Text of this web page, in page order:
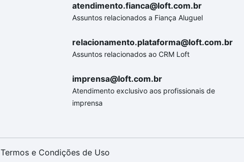
atendimento.fianca@loft.com.br
Assuntos relacionados a Fiança Aluguel
relacionamento.plataforma@loft.com.br
Assuntos relacionados ao CRM Loft
imprensa@loft.com.br
Atendimento exclusivo aos profissionais de
imprensa
Termos e Condições de Uso